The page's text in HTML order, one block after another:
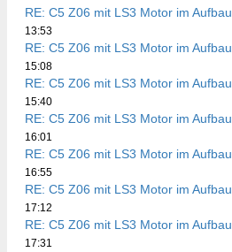
RE: C5 Z06 mit LS3 Motor im Aufbau
13:53
RE: C5 Z06 mit LS3 Motor im Aufbau
15:08
RE: C5 Z06 mit LS3 Motor im Aufbau
15:40
RE: C5 Z06 mit LS3 Motor im Aufbau
16:01
RE: C5 Z06 mit LS3 Motor im Aufbau
16:55
RE: C5 Z06 mit LS3 Motor im Aufbau
17:12
RE: C5 Z06 mit LS3 Motor im Aufbau
17:31